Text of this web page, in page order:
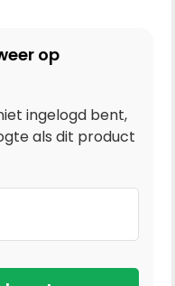
op
ingelogd bent,
als dit product